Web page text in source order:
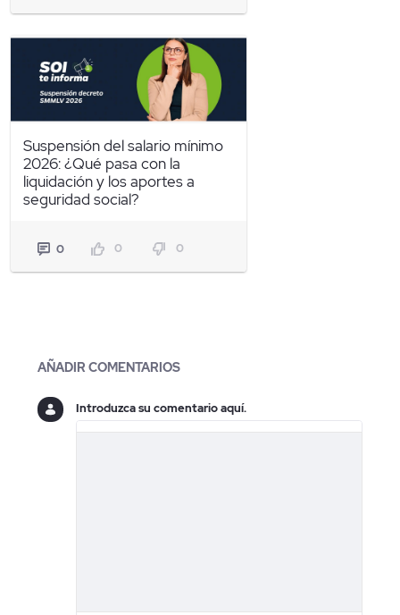
Suspensión del salario mínimo
2026: ¿Qué pasa con la
liquidación y los aportes a
seguridad social?
0 0 0
Blogs
AÑADIR COMENTARIOS
Introduzca su comentario aquí.